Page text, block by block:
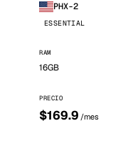
PHX-2
ESSENTIAL
RAM
16GB
PRECIO
$169.9 /mes